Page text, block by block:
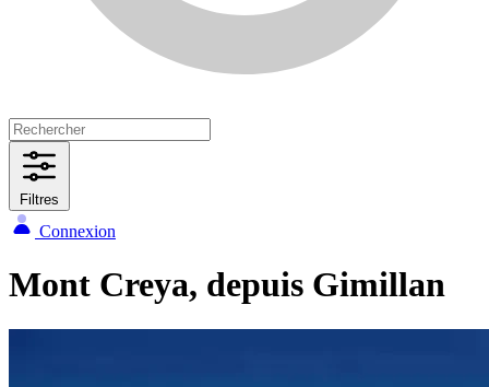
Filtres
Connexion
Mont Creya, depuis Gimillan